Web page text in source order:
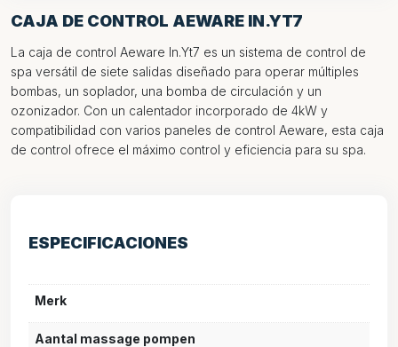
CAJA DE CONTROL AEWARE IN.YT7
La caja de control Aeware In.Yt7 es un sistema de control de
spa versátil de siete salidas diseñado para operar múltiples
bombas, un soplador, una bomba de circulación y un
ozonizador. Con un calentador incorporado de 4kW y
compatibilidad con varios paneles de control Aeware, esta caja
de control ofrece el máximo control y eficiencia para su spa.
ESPECIFICACIONES
Merk
Aantal massage pompen